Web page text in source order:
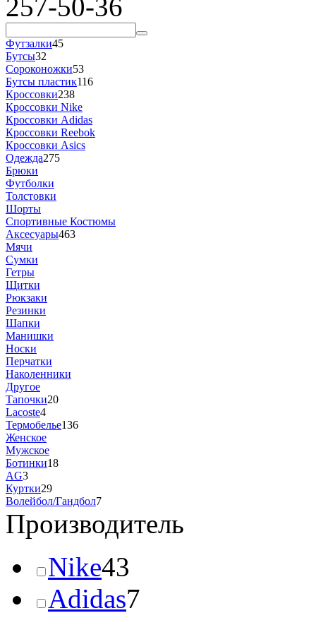
257-50-36
Футзалки45
Бутсы32
Сороконожки53
Бутсы пластик116
Кроссовки238
Кроссовки Nike
Кроссовки Adidas
Кроссовки Reebok
Кроссовки Asics
Одежда275
Брюки
Футболки
Толстовки
Шорты
Спортивные Костюмы
Аксесуары463
Мячи
Сумки
Гетры
Щитки
Рюкзаки
Резинки
Шапки
Манишки
Носки
Перчатки
Наколенники
Другое
Тапочки20
Lacoste4
Термобелье136
Женское
Мужское
Ботинки18
AG3
Куртки29
Волейбол/Гандбол7
Производитель
Nike43
Adidas7